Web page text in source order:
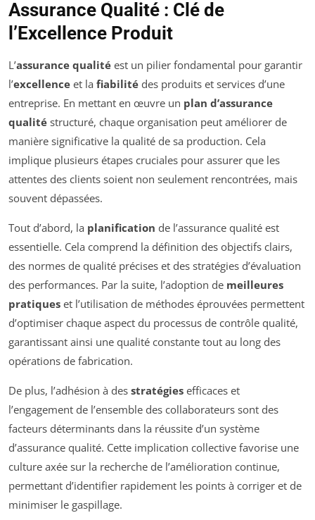
Assurance Qualité : Clé de
l’Excellence Produit
L’assurance qualité est un pilier fondamental pour garantir
l’excellence et la fiabilité des produits et services d’une
entreprise. En mettant en œuvre un plan d’assurance
qualité structuré, chaque organisation peut améliorer de
manière significative la qualité de sa production. Cela
implique plusieurs étapes cruciales pour assurer que les
attentes des clients soient non seulement rencontrées, mais
souvent dépassées.
Tout d’abord, la planification de l’assurance qualité est
essentielle. Cela comprend la définition des objectifs clairs,
des normes de qualité précises et des stratégies d’évaluation
des performances. Par la suite, l’adoption de meilleures
pratiques et l’utilisation de méthodes éprouvées permettent
d’optimiser chaque aspect du processus de contrôle qualité,
garantissant ainsi une qualité constante tout au long des
opérations de fabrication.
De plus, l’adhésion à des stratégies efficaces et
l’engagement de l’ensemble des collaborateurs sont des
facteurs déterminants dans la réussite d’un système
d’assurance qualité. Cette implication collective favorise une
culture axée sur la recherche de l’amélioration continue,
permettant d’identifier rapidement les points à corriger et de
minimiser le gaspillage.